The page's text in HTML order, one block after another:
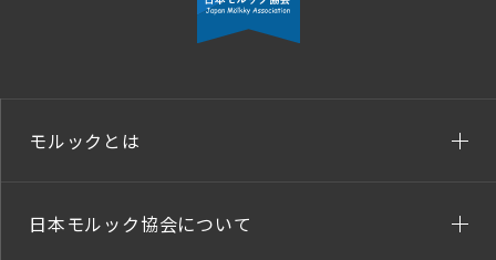
モルックとは
日本モルック協会について